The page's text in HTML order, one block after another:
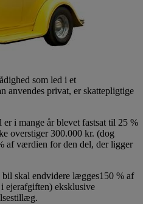
som led i et
anvendes privat, er skattepligtige
i mange år blevet fastsat til 25 %
overstiger 300.000 kr. (dog
af værdien for den del, der ligger
skal endvidere lægges150 % af
ejerafgiften) eksklusive